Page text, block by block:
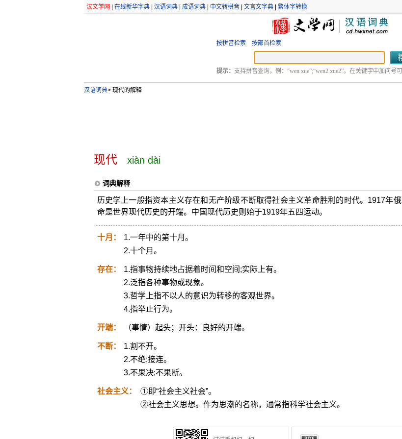
汉文学网 在线新华字典| 汉语词典| 成语词典| 中文转拼音| 文言文字典| 繁体字转换
按拼音检索 按部首检索
提示： 支持拼音查询，例：“wen xue”;“wen2 xue2”。在关键字中加问号
汉语词典>现代的解释
现代 xiàn dài
词典解释
历史学上一般指资本主义存在和无产阶级不断取得社会主义革命胜利的时代。1917年
命是世界现代历史的开端。中国现代历史则始于1919年五四运动。
十月：
1.一年中的第十月。
2.十个月。
存在：
1.指事物持续地占据着时间和空间;实际上有。
2.泛指各种事物或现象。
3.哲学上指不以人的意识为转移的客观世界。
4.指举止行为。
开端： （事情）起头；开头：良好的开端。
不断：
1.割不开。
2.不绝;接连。
3.不果决;不果断。
社会主义：
①即“社会主义社会”。
②社会主义思想。作为思潮的名称，通常指科学社会主义。